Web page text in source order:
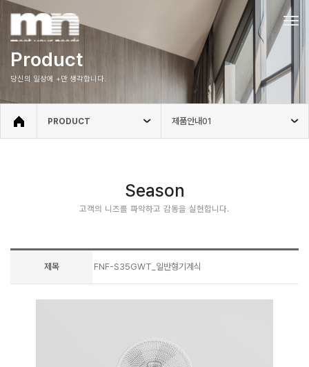
Product
당신의 일상에 +만 생각합니다.
PRODUCT 제품안내01
Season
고객의 니즈를 파악하고 감동을 실현합니다.
제목 FNF-S35GWT_일반형기계식